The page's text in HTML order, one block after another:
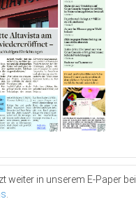
weiter in unserem E-Paper bei
.